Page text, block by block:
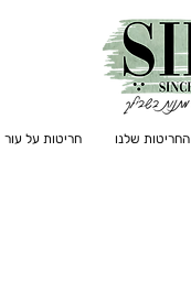
החריטות שלנו חריטות על עור